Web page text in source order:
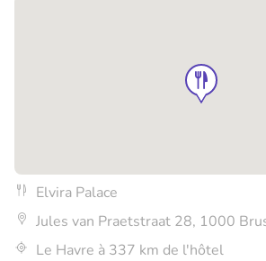
Elvira Palace
Jules van Praetstraat 28, 1000
Le Havre à 337 km de l'hôtel